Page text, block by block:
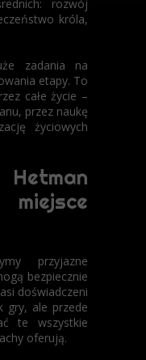
rozwój
króla,
zadania na
etapy. To
całe życie –
przez naukę
życiowych
przyjazne
bezpiecznie
doświadczeni
gry, ale przede
te wszystkie
oferują.